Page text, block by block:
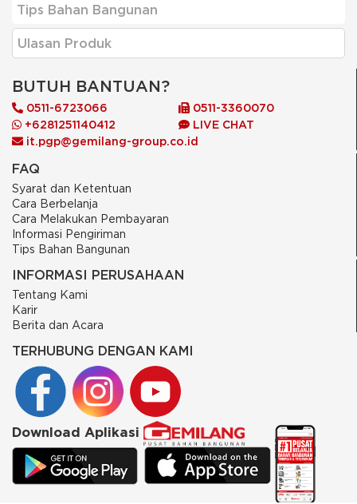
Tips Bahan Bangunan
Ulasan Produk
BUTUH BANTUAN?
0511-6723066
0511-3360070
+6281251140412
LIVE CHAT
it.pgp@gemilang-group.co.id
FAQ
Syarat dan Ketentuan
Cara Berbelanja
Cara Melakukan Pembayaran
Informasi Pengiriman
Tips Bahan Bangunan
INFORMASI PERUSAHAAN
Tentang Kami
Karir
Berita dan Acara
TERHUBUNG DENGAN KAMI
Download Aplikasi